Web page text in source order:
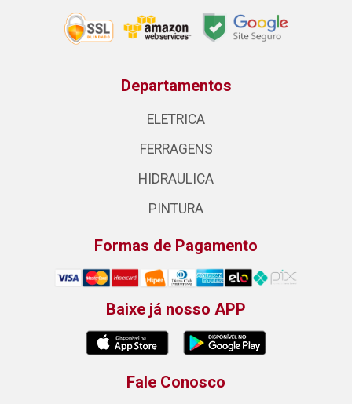
Departamentos
ELETRICA
FERRAGENS
HIDRAULICA
PINTURA
Formas de Pagamento
Baixe já nosso APP
Fale Conosco